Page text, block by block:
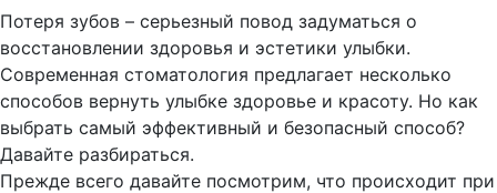
Потеря зубов – серьезный повод задуматься о
восстановлении здоровья и эстетики улыбки.
Современная стоматология предлагает несколько
способов вернуть улыбке здоровье и красоту. Но как
выбрать самый эффективный и безопасный способ?
Давайте разбираться.
Прежде всего давайте посмотрим, что происходит при